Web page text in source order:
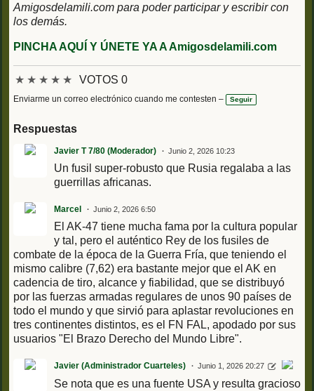
Amigosdelamili.com para poder participar y escribir con
los demás.
PINCHA AQUÍ Y ÚNETE YA A Amigosdelamili.com
★ ★ ★ ★ ★ VOTOS 0
Enviarme un correo electrónico cuando me contesten – Seguir
Respuestas
Javier T 7/80 (Moderador) Junio 2, 2026 10:23
Un fusil super-robusto que Rusia regalaba a las
guerrillas africanas.
Marcel Junio 2, 2026 6:50
El AK-47 tiene mucha fama por la cultura popular
y tal, pero el auténtico Rey de los fusiles de
combate de la época de la Guerra Fría, que teniendo el
mismo calibre (7,62) era bastante mejor que el AK en
cadencia de tiro, alcance y fiabilidad, que se distribuyó
por las fuerzas armadas regulares de unos 90 países de
todo el mundo y que sirvió para aplastar revoluciones en
tres continentes distintos, es el FN FAL, apodado por sus
usuarios "El Brazo Derecho del Mundo Libre".
Javier (Administrador Cuarteles) Junio 1, 2026 20:27
Se nota que es una fuente USA y resulta gracioso